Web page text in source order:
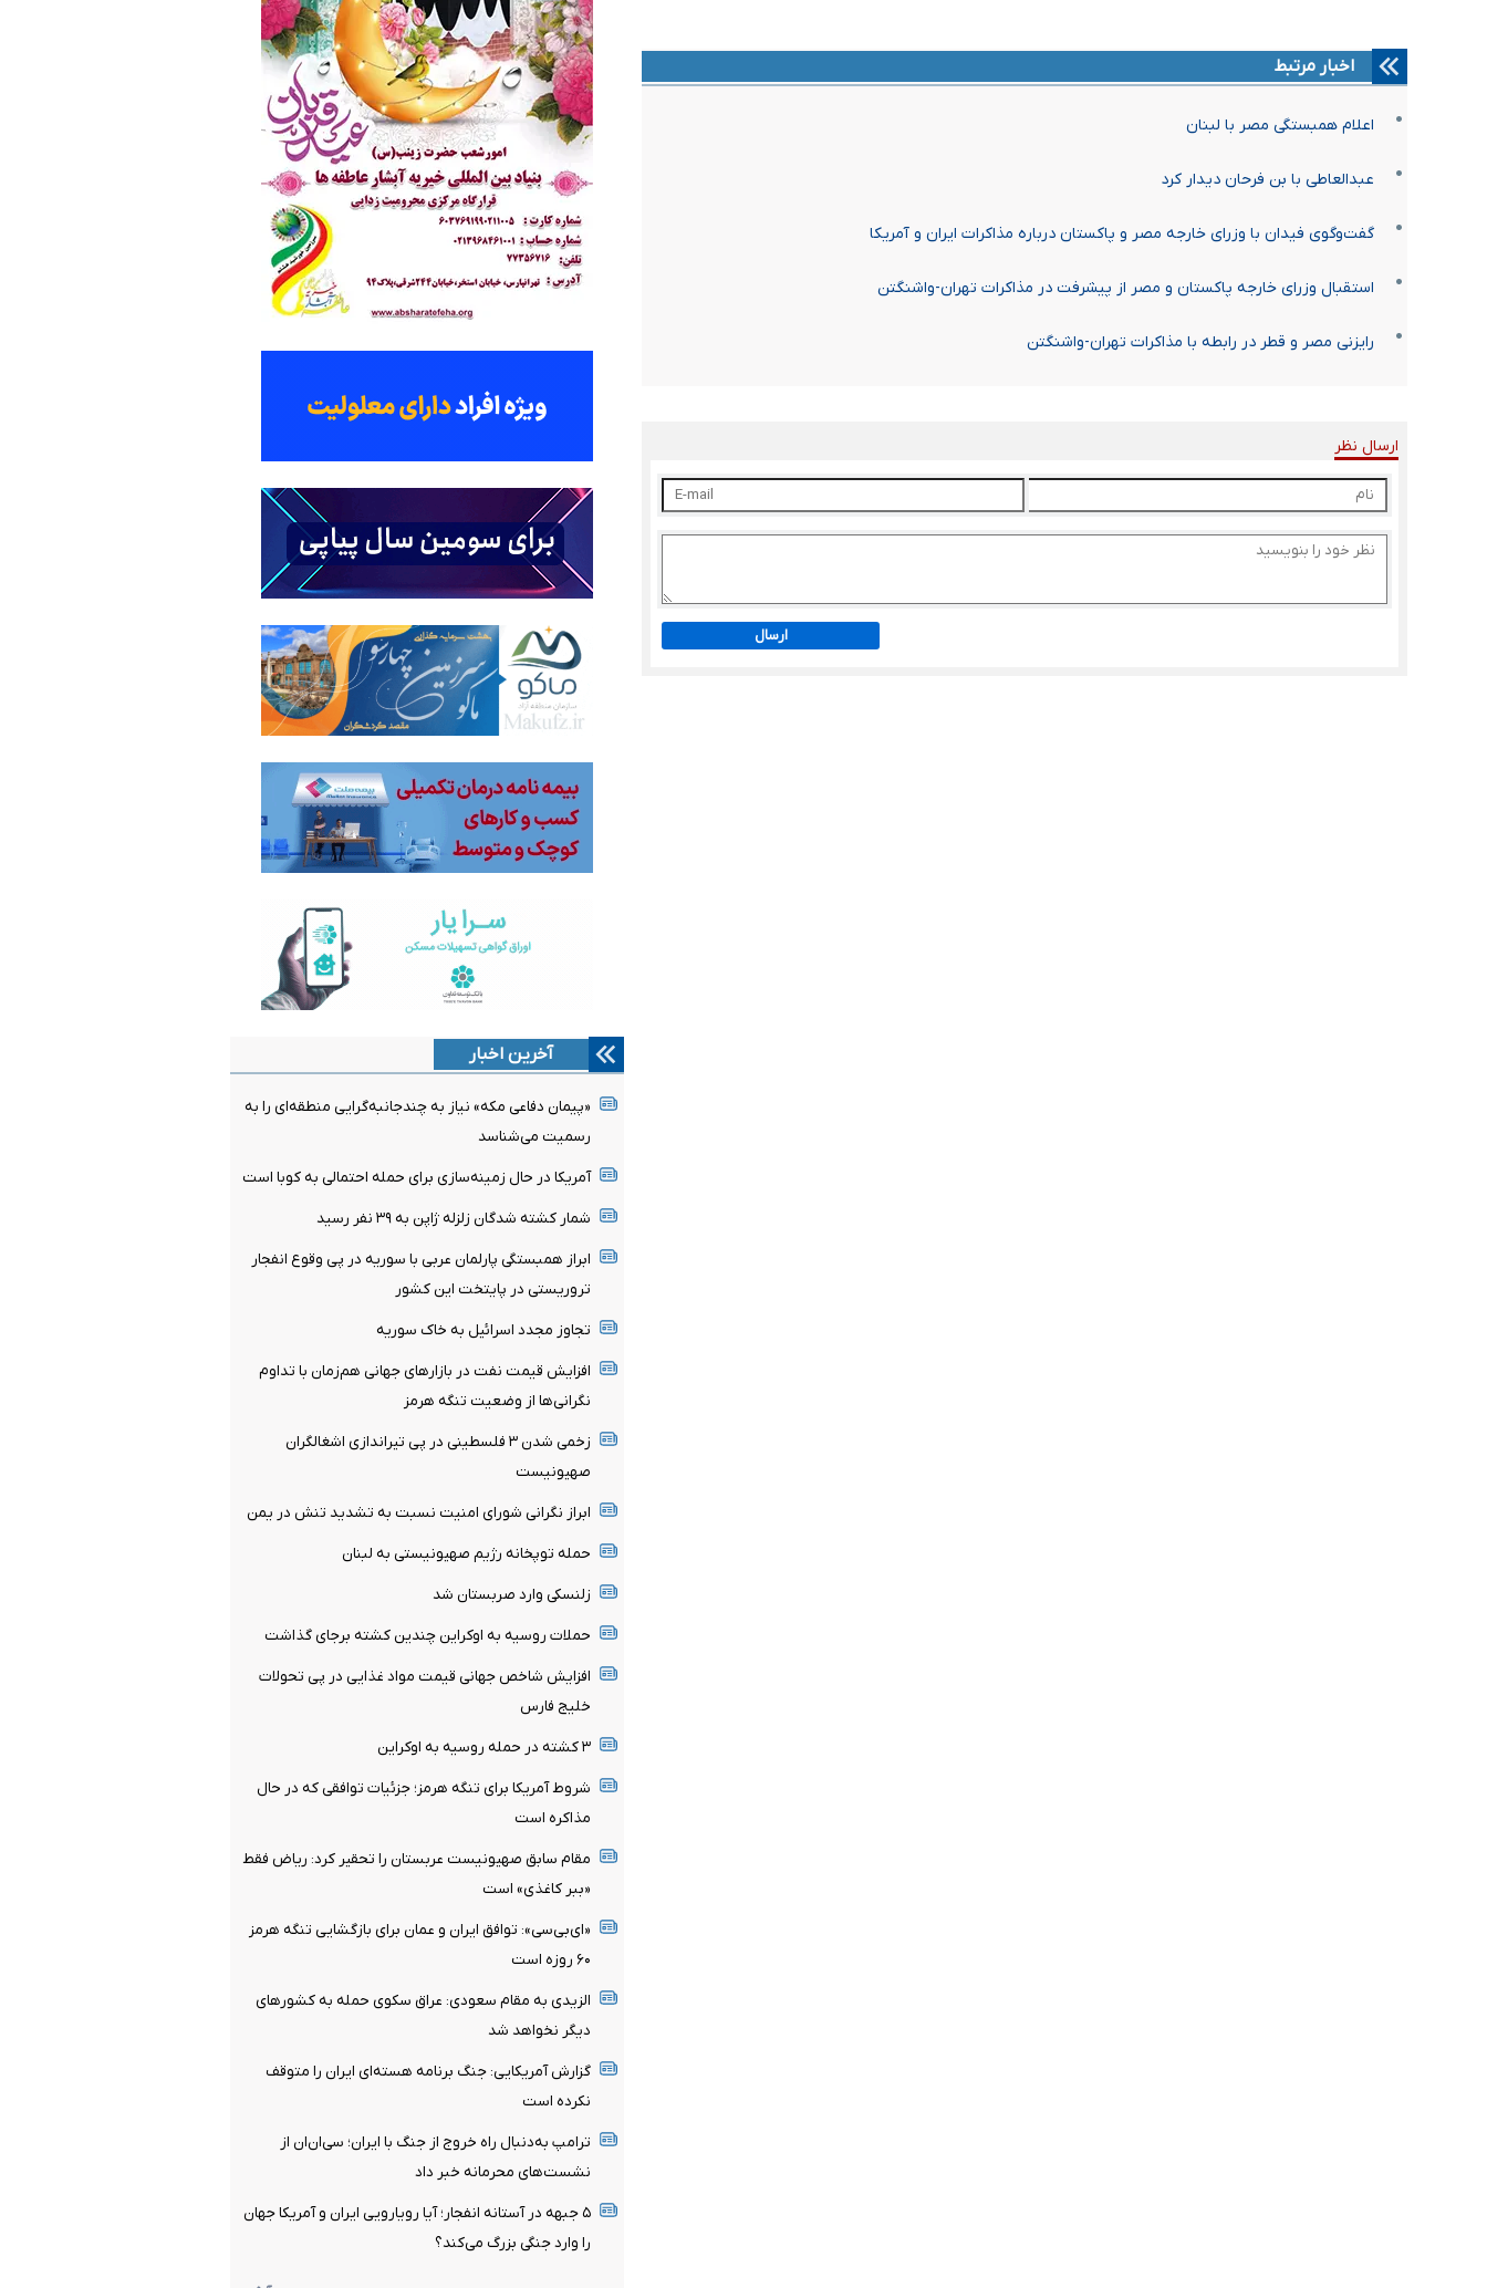
اخبار مرتبط
اعلام همبستگی مصر با لبنان
عبدالعاطی با بن فرحان دیدار کرد
گفت‌وگوی فیدان با وزرای خارجه مصر و پاکستان درباره مذاکرات ایران و آمریکا
استقبال وزرای خارجه پاکستان و مصر از پیشرفت در مذاکرات تهران-واشنگتن
رایزنی مصر و قطر در رابطه با مذاکرات تهران-واشنگتن
ارسال نظر
ارسال
آخرین اخبار
«پیمان دفاعی مکه» نیاز به چندجانبه‌گرایی منطقه‌ای را به
رسمیت می‌شناسد
آمریکا در حال زمینه‌سازی برای حمله احتمالی به کوبا است
شمار کشته شدگان زلزله ژاپن به ۳۹ نفر رسید
ابراز همبستگی پارلمان عربی با سوریه در پی وقوع ‌انفجار
تروریستی‌ در پایتخت این کشور
تجاوز مجدد اسرائیل به خاک سوریه
افزایش قیمت نفت در بازارهای جهانی هم‌زمان با تداوم
نگرانی‌ها از وضعیت تنگه هرمز
زخمی شدن ۳ فلسطینی در پی تیراندازی اشغالگران
صهیونیست
ابراز نگرانی شورای امنیت نسبت به تشدید تنش در یمن
حمله توپخانه رژیم صهیونیستی به لبنان
زلنسکی وارد صربستان شد
حملات روسیه به اوکراین چندین کشته برجای گذاشت
افزایش شاخص جهانی قیمت مواد غذایی در پی تحولات
خلیج فارس
۳ کشته در حمله روسیه به اوکراین
شروط آمریکا برای تنگه هرمز؛ جزئیات توافقی که در حال
مذاکره است
مقام سابق صهیونیست عربستان را تحقیر کرد: ریاض فقط
«ببر کاغذی» است
«ای‌بی‌سی»: توافق ایران و عمان برای بازگشایی تنگه هرمز
۶۰ روزه است
الزیدی به مقام سعودی: عراق سکوی حمله به کشورهای
دیگر نخواهد شد
گزارش آمریکایی: جنگ برنامه هسته‌ای ایران را متوقف
نکرده است
ترامپ به‌دنبال راه خروج از جنگ با ایران؛ سی‌ان‌ان از
نشست‌های محرمانه خبر داد
۵ جبهه در آستانه انفجار؛ آیا رویارویی ایران و آمریکا جهان
را وارد جنگی بزرگ می‌کند؟